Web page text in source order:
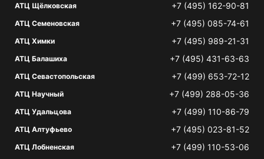
АТЦ Щёлковская +7 (495) 162-90-81
АТЦ Семеновская +7 (495) 085-74-61
АТЦ Химки +7 (495) 989-21-31
АТЦ Балашиха +7 (495) 431-63-63
АТЦ Севастопольская +7 (499) 653-72-12
АТЦ Научный +7 (499) 288-05-36
АТЦ Удальцова +7 (499) 110-86-79
АТЦ Алтуфьево +7 (495) 023-81-52
АТЦ Лобненская +7 (499) 110-53-06